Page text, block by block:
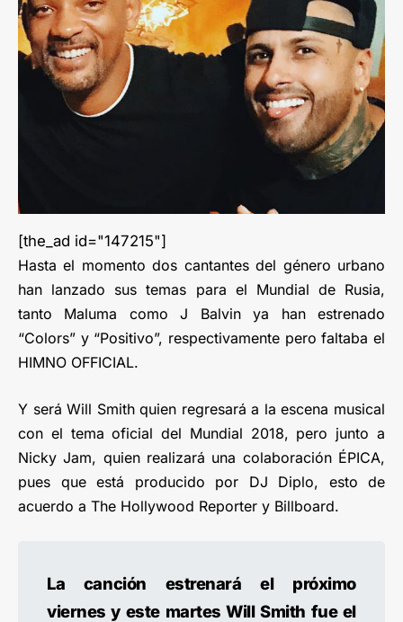
[the_ad id="147215"]
Hasta el momento dos cantantes del género urbano
han lanzado sus temas para el Mundial de Rusia,
tanto Maluma como J Balvin ya han estrenado
“Colors” y “Positivo”, respectivamente pero faltaba el
HIMNO OFFICIAL.
Y será Will Smith quien regresará a la escena musical
con el tema oficial del Mundial 2018, pero junto a
Nicky Jam, quien realizará una colaboración ÉPICA,
pues que está producido por DJ Diplo, esto de
acuerdo a The Hollywood Reporter y Billboard.
La canción estrenará el próximo
viernes y este martes Will Smith fue el